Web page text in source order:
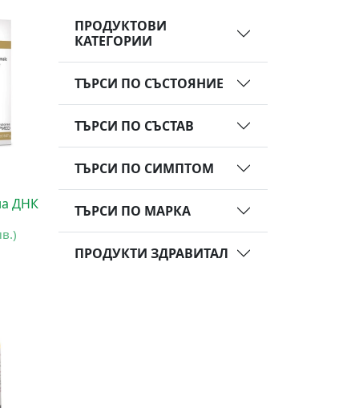
ДНК
ПРОДУКТОВИ
КАТЕГОРИИ
ТЪРСИ ПО СЪСТОЯНИЕ
ТЪРСИ ПО СЪСТАВ
ТЪРСИ ПО СИМПТОМ
ТЪРСИ ПО МАРКА
ПРОДУКТИ ЗДРАВИТАЛ